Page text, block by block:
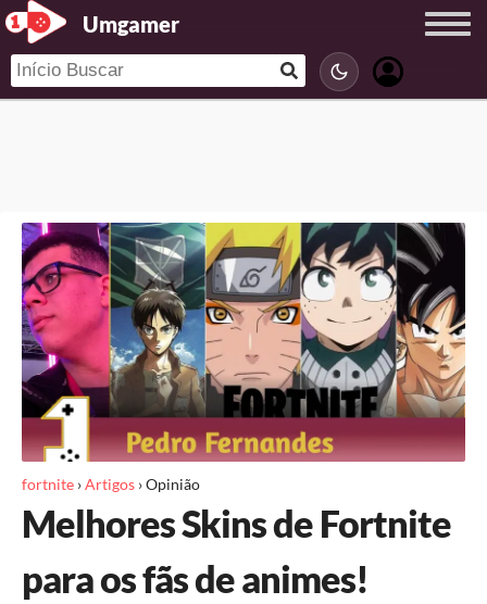
Umgamer
fortnite ›Artigos ›Opinião
Melhores Skins de Fortnite
para os fãs de animes!